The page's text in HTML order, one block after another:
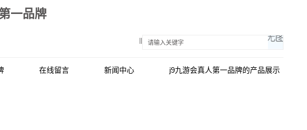
一品牌
在线留言 新闻中心 j9九游会真人第一品牌的产品展示